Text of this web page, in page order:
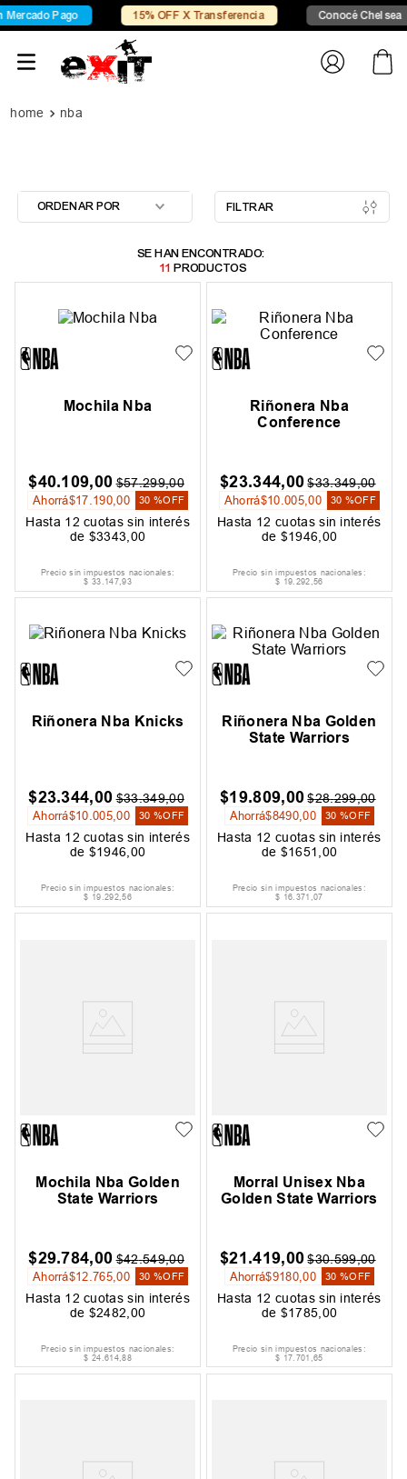
Pago 15% OFF X Transferencia Conocé Chelsea
nba
ORDENAR POR FILTRAR
11PRODUCTOS
Mochila Nba
$40.109,00 $57.299,00
Ahorrá$17 190 ,00 30 %OFF
Hasta 12 cuotas sin interés
de $3343 00
Precio sin impuestos nacionales:
$ 33.147,93
Riñonera Nba
Conference
$23.344,00 $33.349,00
Ahorrá$10 005,00 30 %OFF
Hasta 12 cuotas sin interés
de $1946 00
Precio sin impuestos nacionales:
$ 19.292,56
Riñonera Nba Knicks
$23.344,00 $33.349,00
Ahorrá$10 .005 ,00 30 %OFF
Hasta 12 cuotas sin interés
de $1946 00
Precio sin impuestos nacionales:
$ 19.292,56
Riñonera Nba Golden
State Warriors
$19.809,00 $28.299,00
Ahorrá$8490 ,00 30 %OFF
Hasta 12 cuotas sin interés
de $1651 00
Precio sin impuestos nacionales:
$ 16.371,07
Mochila Nba Golden
State Warriors
$29.784,00 $42.549,00
Ahorrá$12 .765 ,00 30 %OFF
Hasta 12 cuotas sin interés
de $2482 00
Precio sin impuestos nacionales:
$ 24.614,88
Morral Unisex Nba
Golden State Warriors
$21.419,00 $30.599,00
Ahorrá$9180 ,00 30 %OFF
Hasta 12 cuotas sin interés
de $1785 00
Precio sin impuestos nacionales:
$ 17.701,65